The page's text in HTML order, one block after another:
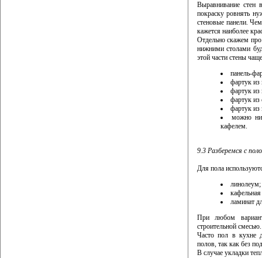
Выравнивание стен
покраску ровнять
стеновые панели.
кажется наиболее
Отдельно скажем
нижними столами
этой части стены
панель-
фартук из
фартук из
фартук из
фартук из
можно
кафелем.
9.3 Разберемся с
Для пола
линолеум;
ламинат
При любом
строительной смесью.
Часто пол в кухне
полов, так как без
В случае укладки